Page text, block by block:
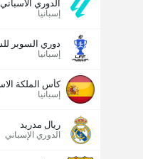
الدوري
إسبانيا
دوري السوبر
إسبانيا
كأس الملكة
إسبانيا
ريال مدريد
الدوري الإسباني